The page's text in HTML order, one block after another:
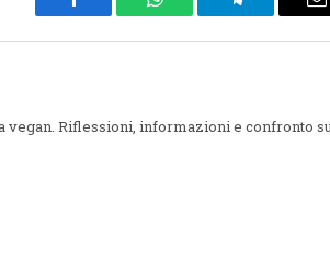
Facebook WhatsAppTelegram
vegan. Riflessioni, informazioni e confronto